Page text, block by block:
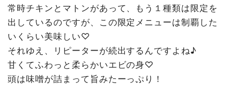
常時チキンとマトンがあって、もう１種類は限定を
出しているのですが、この限定メニューは制覇した
いくらい美味しい♡
それゆえ、リピーターが続出するんですよね♪
甘くてふわっと柔らかいエビの身♡
頭は味噌が詰まって旨みたーっぷり！